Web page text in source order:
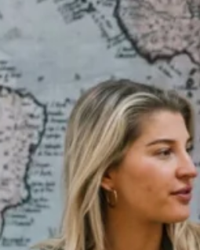
mij energie en ik
voor lekker
in het buitenland
ik mijn
naar de
ik elke dag bijleer